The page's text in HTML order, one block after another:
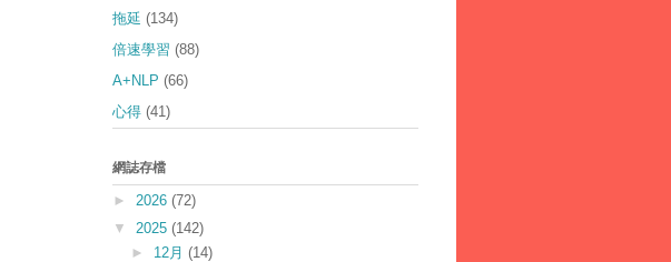
拖延 (134)
倍速學習 (88)
A+NLP (66)
心得 (41)
網誌存檔
► 2026 (72)
▼ 2025 (142)
► 12月 (14)